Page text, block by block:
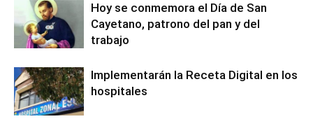
Hoy se conmemora el Día de San
Cayetano, patrono del pan y del
trabajo
Implementarán la Receta Digital en los
hospitales